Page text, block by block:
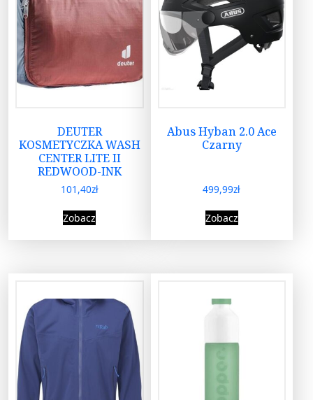
DEUTER
KOSMETYCZKA WASH
CENTER LITE II
REDWOOD-INK
101,40zł
Zobacz
Abus Hyban 2.0 Ace
Czarny
499,99zł
Zobacz